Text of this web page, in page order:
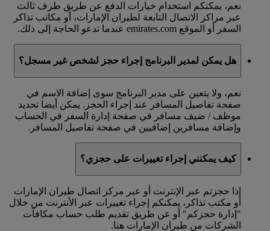
نعم، يمكنكم استخدام خيارات الدفع عن طريق طرف ثالث
عبر مراكز الاتصال التابعة لطيران الإمارات، أو مكاتب تذاكر
السفر أو الموقع emirates.com عندما تدعو الحاجة إلى ذلك.
هل يمكن لمدير البرنامج إجراء حجز لشخص غير مسجل؟
نعم، ولا يتعين على مدير البرنامج سوى إضافة الاسم في
صفحة تفاصيل المسافر عند إجراء الحجز. يمكن أيضا تحديد
موظف / ضيف مسافر في صفحة إدارة السفر في الحساب
وإضافة مسافرين إضافيين في صفحة تفاصيل المسافر.
كيف يمكنني إجراء تغييرات على حجزي؟
إذا حجزتم عبر الإنترنت أو عبر مركز اتصال طيران الإمارات
أو مكتب تذاكر، يمكنكم إجراء تغييرات عبر الأنترنت من خلال
"إدارة حجزكم" أو عن طريق تقديم طلب حساب مكافآت
الشركات من طيران الإمارات هنا.